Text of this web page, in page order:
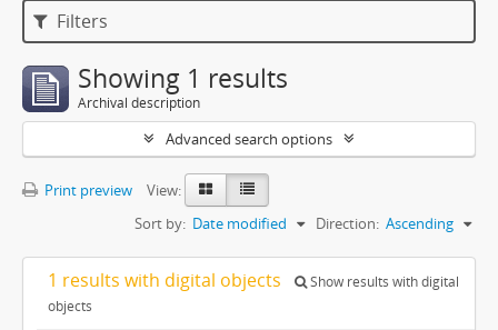
Filters
Showing 1 results
Archival description
Advanced search options
Print preview
View:
Sort by: Date modified Direction: Ascending
1 results with digital objects
Show results with digital
objects